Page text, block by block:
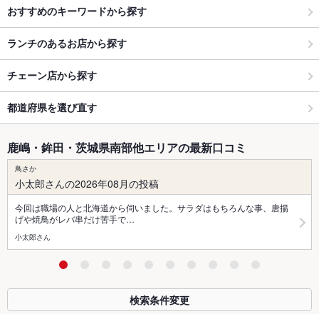
おすすめのキーワードから探す
ランチのあるお店から探す
チェーン店から探す
都道府県を選び直す
鹿嶋・鉾田・茨城県南部他エリアの最新口コミ
鳥さか
小太郎さんの2026年08月の投稿
今回は職場の人と北海道から伺いました。サラダはもちろんな事、唐揚
げや焼鳥がレバ串だけ苦手で…
小太郎さん
検索条件変更